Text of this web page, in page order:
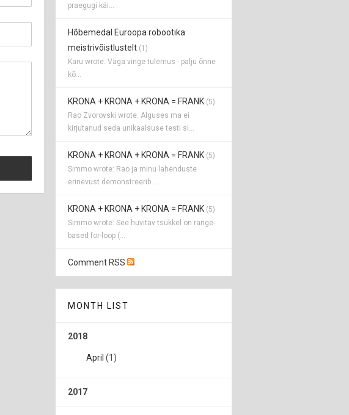
praegugi käi...
Hõbemedal Euroopa robootika
meistrivõistlustelt (1)
Karu wrote: Väga vinge tulemus - palju õnne
kõ...
KRONA + KRONA + KRONA = FRANK (5)
Rao Zvorovski wrote: Alguses ma ei
kirjutanud seda unikaalsuse testi si...
KRONA + KRONA + KRONA = FRANK (5)
Simmo wrote: Rao ja minu lahenduste
erinevust demonstreerib ...
KRONA + KRONA + KRONA = FRANK (5)
Simmo wrote: See huvitav tsükkel on range-
based for-loop (...
Comment RSS
MONTH LIST
2018
April (1)
2017